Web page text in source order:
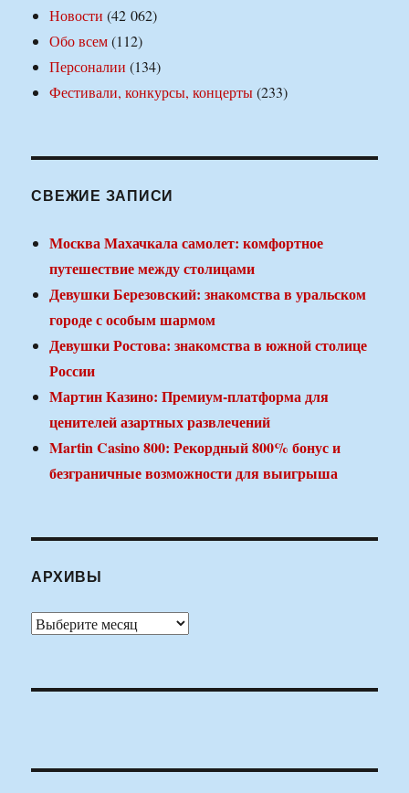
Новости (42 062)
Обо всем(112)
Персоналии (134)
Фестивали, конкурсы, концерты(233)
СВЕЖИЕ ЗАПИСИ
Москва Махачкала самолет: комфортное
путешествие между столицами
Девушки Березовский: знакомства в уральском
городе с особым шармом
Девушки Ростова: знакомства в южной столице
России
Мартин Казино: Премиум-платформа для
ценителей азартных развлечений
Martin Casino 800: Рекордный 800% бонус и
безграничные возможности для выигрыша
АРХИВЫ
Архивы